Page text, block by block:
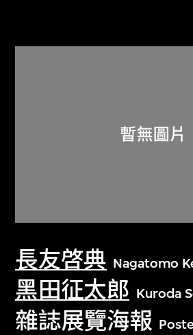
長友啓典 Nagatomo
黑田征太郎 Kuroda
雜誌展覽海報
關於M+藏品
探索世界頂級的二十及二
文化藏品。